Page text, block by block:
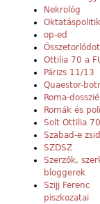
Nekrológ
op-ed
Ottilia 70 a
Párizs 11/13
Quaestor-
Roma-dosszié
Romák és
Solt Ottilia 70
Szabad-e
SZDSZ
Szerzők,
bloggerek
Szijj Ferenc
piszkozatai